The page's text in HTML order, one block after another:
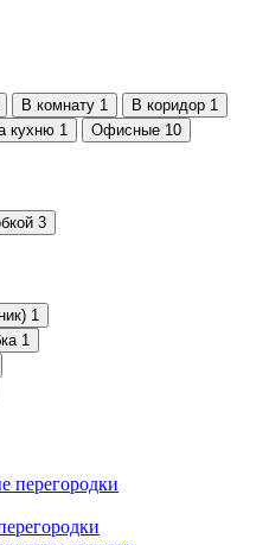
В комнату 1 В коридор 1
кухню 1 Офисные 10
3
1
1